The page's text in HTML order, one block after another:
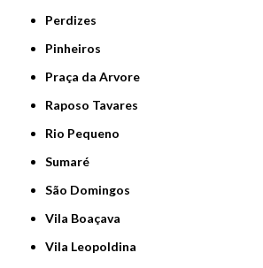
Perdizes
Pinheiros
Praça da Arvore
Raposo Tavares
Rio Pequeno
Sumaré
São Domingos
Vila Boaçava
Vila Leopoldina